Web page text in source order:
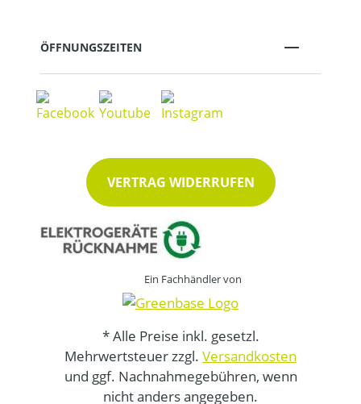
ÖFFNUNGSZEITEN
VERTRAG WIDERRUFEN
Ein Fachhändler von
* Alle Preise inkl. gesetzl.
Mehrwertsteuer zzgl. Versandkosten
und ggf. Nachnahmegebühren, wenn
nicht anders angegeben.